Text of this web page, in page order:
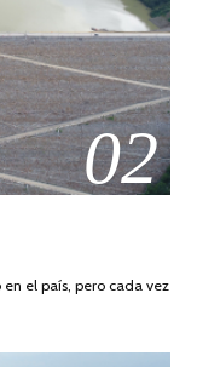
02
el país, pero cada vez